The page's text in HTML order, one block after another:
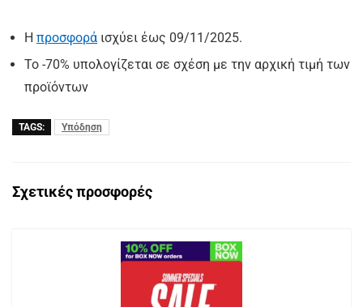
Η προσφορά ισχύει έως 09/11/2025.
Το -70% υπολογίζεται σε σχέση με την αρχική τιμή των
προϊόντων
TAGS: Υπόδηση
Σχετικές προσφορές